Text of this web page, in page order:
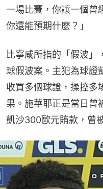
一場比賽，你讓一個曾
你還能預期什麼？」
比寧咸所指的「假波
球假波案。主犯為球
收買多個球證，操控多
果。施華耶正是當日曾
凱沙300歐元賄款，曾